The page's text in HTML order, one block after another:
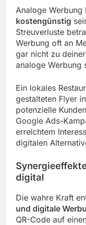
Analoge Werbung
kostengünstig
Streuverluste
Werbung oft an
gar nicht zu
analoge Werbung
Ein lokales
gestalteten Flyer
potenzielle
Google Ads-
erreichtem
digitalen
digital
Die wahre Kraft
und digitale
QR-Code auf